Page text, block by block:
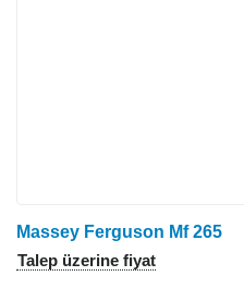
Massey Ferguson Mf 265
Talep üzerine fiyat